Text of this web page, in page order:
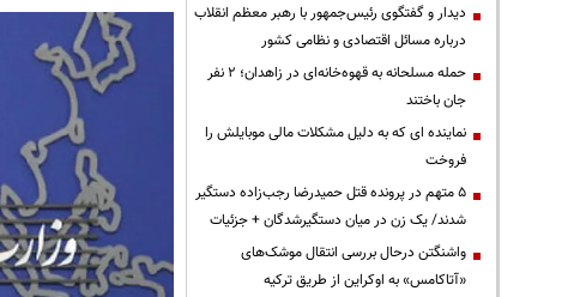
دیدار و گفتگوی رئیس‌جمهور با رهبر معظم انقلاب
درباره مسائل اقتصادی و نظامی کشور
حمله مسلحانه به قهوه‌خانه‌ای در زاهدان؛ ۲ نفر
جان باختند
نماینده ای که به دلیل مشکلات مالی موبایلش را
فروخت
۵ متهم در پرونده قتل حمیدرضا رجب‌زاده دستگیر
شدند/ یک زن در میان دستگیرشدگان + جزئیات
واشنگتن درحال بررسی انتقال موشک‌های
«آتاکامس» به اوکراین از طریق ترکیه